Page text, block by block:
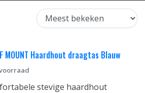
MOUNT Haardhout draagtas Blauw
stevige haardhout